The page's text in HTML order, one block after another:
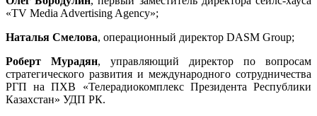
«TV Media Advertising Agency»;
Наталья Смелова, операционный директор DASM Group;
Роберт Мурадян, управляющий директор по вопросам
стратегического развития и международного сотрудничества
РГП на ПХВ «Телерадиокомплекс Президента Республики
Казахстан» УДП РК.